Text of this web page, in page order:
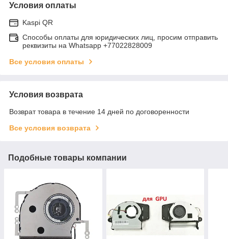
Условия оплаты
Kaspi QR
Способы оплаты для юридических лиц, просим отправить
реквизиты на Whatsapp +77022828009
Все условия оплаты
Условия возврата
Возврат товара в течение 14 дней по договоренности
Все условия возврата
Подобные товары компании